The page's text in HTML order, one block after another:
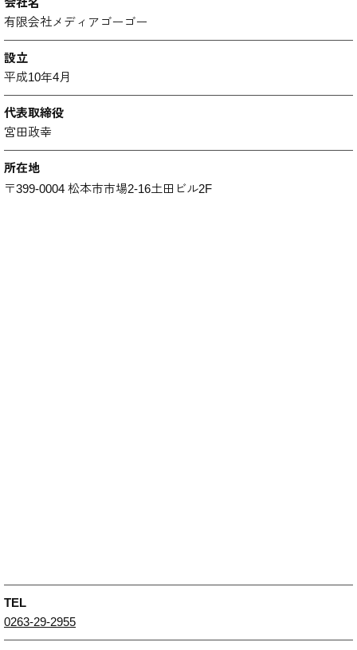
会社名
有限会社メディアゴーゴー
設立
平成10年4月
代表取締役
宮田政幸
所在地
〒399-0004 松本市市場2-16土田ビル2F
TEL
0263-29-2955